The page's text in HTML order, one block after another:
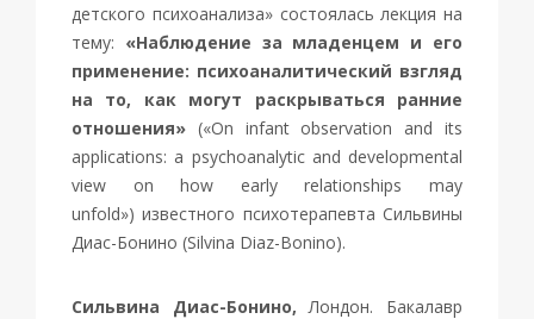
детского психоанализа» состоялась лекция на
тему: «Наблюдение за младенцем и его
применение: психоаналитический взгляд
на то, как могут раскрываться ранние
отношения» («On infant observation and its
applications: a psychoanalytic and developmental
view on how early relationships may
unfold») известного психотерапевта Сильвины
Диас-Бонино (Silvina Diaz-Bonino).
Сильвина Диас-Бонино, Лондон.
Бакалавр